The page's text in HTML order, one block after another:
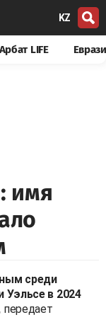
KZ
Арбат LIFE
имя
среди
Уэльсе в 2024
передает